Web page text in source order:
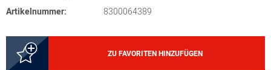
Artikelnummer:
8300064389
ZU FAVORITEN HINZUFÜGEN